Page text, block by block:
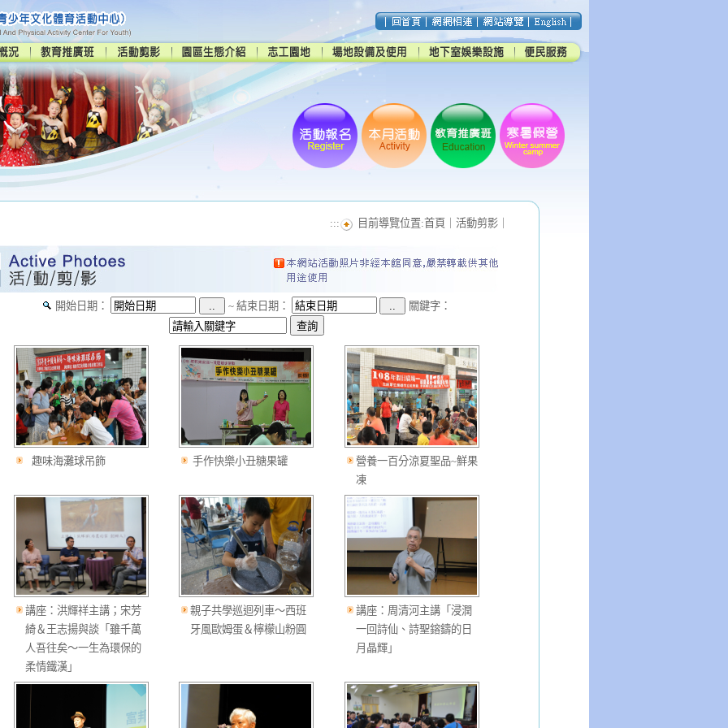
::: 目前導覽位置:首頁 活動剪影
開始日期： ~ 結束日期： 關鍵字：
趣味海灘球吊飾 手作快樂小丑糖果罐
營養一百分涼夏聖品~鮮果
凍
講座：洪輝祥主講；宋芳
綺＆王志揚與談「雖千萬
人吾往矣～一生為環保的
柔情鐵漢」
親子共學巡迴列車～西班
牙風歐姆蛋＆檸檬山粉圓
講座：周清河主講「浸潤
一回詩仙、詩聖鎔鑄的日
月晶輝」